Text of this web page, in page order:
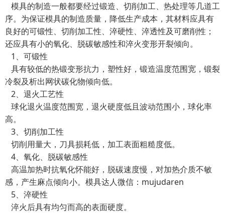
模具的制造一般都要经过锻造、切削加工、热处理等几道工
序。为保证模具的制造质量，降低生产成本，其材料应具有
良好的可锻性、切削加工性、淬硬性、淬透性及可磨削性；
还应具有小的氧化、脱碳敏感性和淬火变形开裂倾向。
1、可锻性
具有较低的热锻变形抗力，塑性好，锻造温度范围宽，锻裂
冷裂及析出网状碳化物倾向低。
2、退火工艺性
球化退火温度范围宽，退火硬度低且波动范围小，球化率
高。
3、切削加工性
切削用量大，刀具损耗低，加工表面粗糙度低。
4、氧化、脱碳敏感性
高温加热时抗氧化怀能好，脱碳速度慢，对加热介质不敏
感，产生麻点倾向小。模具达人微信：mujudaren
5、淬硬性
淬火后具有均匀而高的表面硬度。